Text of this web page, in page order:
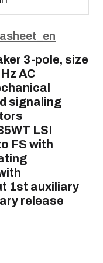
3-pole, size
AC
signaling
LSI
FS with
1st auxiliary
release